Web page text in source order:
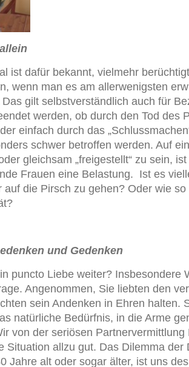
ist dafür bekannt, vielmehr
wenn man es am allerwenigsten
gilt selbstverständlich auch für
werden, ob durch den Tod des
einfach durch das
schwer betroffen werden. Auf
gleichsam „freigestellt“ zu sein,
Frauen eine Belastung. Ist es
auf die Pirsch zu gehen? Oder wie
und Gedenken
puncto Liebe weiter? Insbesondere
Angenommen, Sie liebten den
sein Andenken in Ehren halten.
natürliche Bedürfnis, in die Arme
von der seriösen Partnervermittlung
Situation allzu gut. Das Dilemma der
Jahre alt oder sogar älter, ist uns